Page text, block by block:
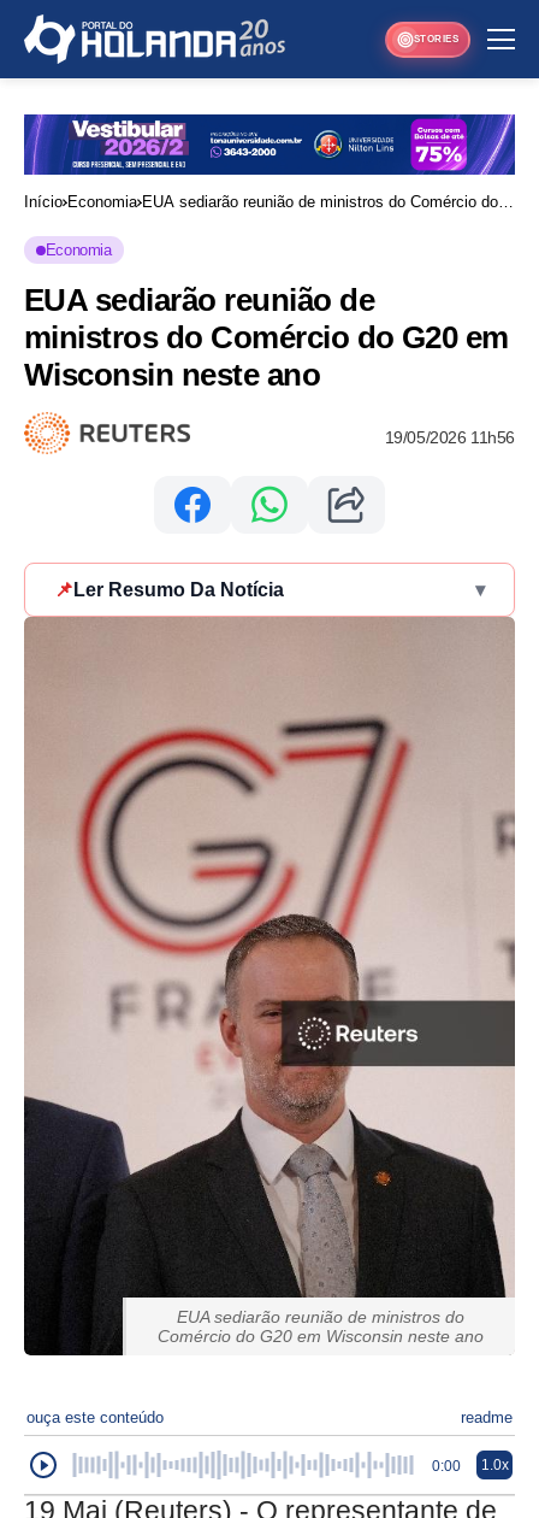
STORIES
Início Economia EUA sediarão reunião de ministros do Comércio do
Economia
EUA sediarão reunião de
ministros do Comércio do G20 em
Wisconsin neste ano
19/05/2026 11h56
📌 Ler Resumo Da Notícia ▾
EUA sediarão reunião de ministros do
Comércio do G20 em Wisconsin neste ano
ouça este conteúdo readme
0:00 1.0x
19 Mai (Reuters) - O representante de